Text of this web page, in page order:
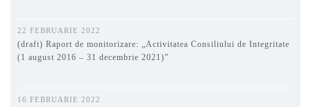
22 FEBRUARIE 2022
(draft) Raport de monitorizare: „Activitatea Consiliului de Integritate
(1 august 2016 – 31 decembrie 2021)”
16 FEBRUARIE 2022